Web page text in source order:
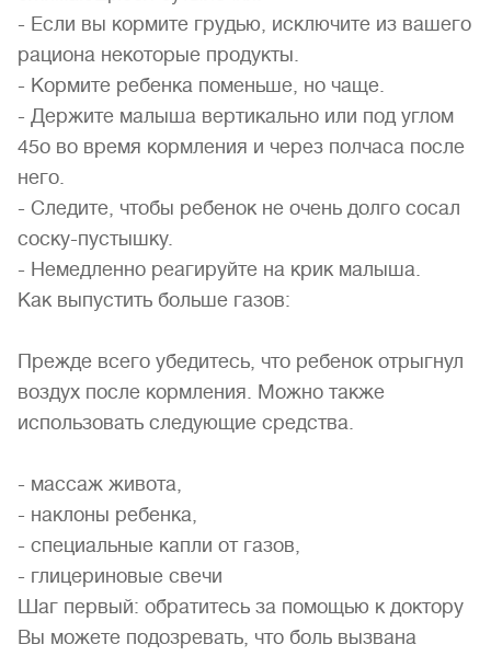
- Если вы кормите грудью, исключите из вашего
рациона некоторые продукты.
- Кормите ребенка поменьше, но чаще.
- Держите малыша вертикально или под углом
45о во время кормления и через полчаса после
него.
- Следите, чтобы ребенок не очень долго сосал
соску-пустышку.
- Немедленно реагируйте на крик малыша.
Как выпустить больше газов:
Прежде всего убедитесь, что ребенок отрыгнул
воздух после кормления. Можно также
использовать следующие средства.
- массаж живота,
- наклоны ребенка,
- специальные капли от газов,
- глицериновые свечи
Шаг первый: обратитесь за помощью к доктору
Вы можете подозревать, что боль вызвана